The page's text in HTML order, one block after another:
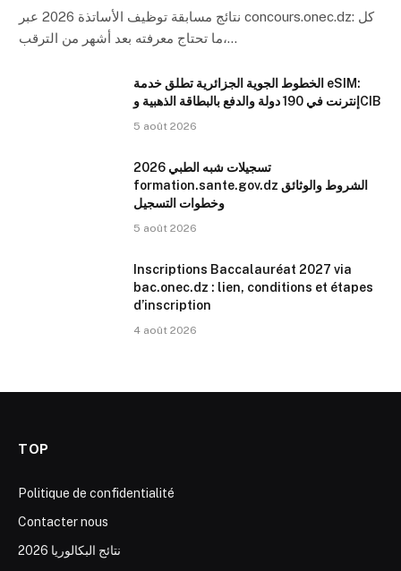
نتائج مسابقة توظيف الأساتذة 2026 عبر concours.onec.dz: كل
ما تحتاج معرفته بعد أشهر من الترقب،…
الخطوط الجوية الجزائرية تطلق خدمة eSIM:
إنترنت في 190 دولة والدفع بالبطاقة الذهبية وCIB
5 août 2026
تسجيلات شبه الطبي 2026
formation.sante.gov.dz الشروط والوثائق
وخطوات التسجيل
5 août 2026
Inscriptions Baccalauréat 2027 via
bac.onec.dz : lien, conditions et étapes
d’inscription
4 août 2026
TOP
Politique de confidentialité
Contacter nous
نتائج البكالوريا 2026